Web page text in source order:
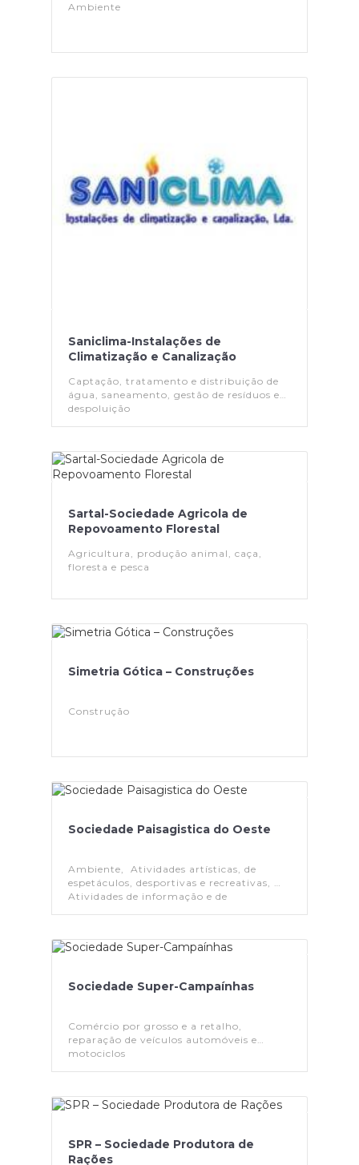
Ambiente
Saniclima-Instalações de
Climatização e Canalização
Captação, tratamento e distribuição de
água, saneamento, gestão de resíduos e
despoluição
Sartal-Sociedade Agricola de
Repovoamento Florestal
Agricultura, produção animal, caça,
floresta e pesca
Simetria Gótica – Construções
Construção
Sociedade Paisagistica do Oeste
Ambiente, Atividades artísticas, de
espetáculos, desportivas e recreativas,
Atividades de informação e de
Sociedade Super-Campaínhas
Comércio por grosso e a retalho,
reparação de veículos automóveis e
motociclos
SPR – Sociedade Produtora de
Rações